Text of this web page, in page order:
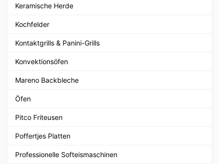
Keramische Herde
Kochfelder
Kontaktgrills & Panini-Grills
Konvektionsöfen
Mareno Backbleche
Öfen
Pitco Friteusen
Poffertjes Platten
Professionelle Softeismaschinen